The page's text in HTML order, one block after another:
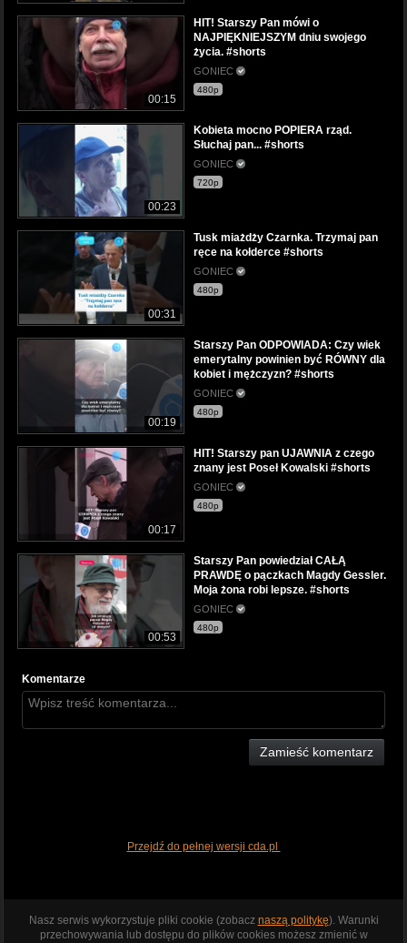
00:15
HIT! Starszy Pan mówi o
NAJPIĘKNIEJSZYM dniu swojego
życia. #shorts
GONIEC
480p
00:23
Kobieta mocno POPIERA rząd.
Słuchaj pan... #shorts
GONIEC
720p
00:31
Tusk miażdży Czarnka. Trzymaj pan
ręce na kołderce #shorts
GONIEC
480p
00:19
Starszy Pan ODPOWIADA: Czy wiek
emerytalny powinien być RÓWNY dla
kobiet i mężczyzn? #shorts
GONIEC
480p
00:17
HIT! Starszy pan UJAWNIA z czego
znany jest Poseł Kowalski #shorts
GONIEC
480p
00:53
Starszy Pan powiedział CAŁĄ
PRAWDĘ o pączkach Magdy Gessler.
Moja żona robi lepsze. #shorts
GONIEC
480p
Komentarze
Zamieść komentarz
Przejdź do pełnej wersji cda.pl
Nasz serwis wykorzystuje pliki cookie (zobacz naszą politykę). Warunki
przechowywania lub dostępu do plików cookies możesz zmienić w